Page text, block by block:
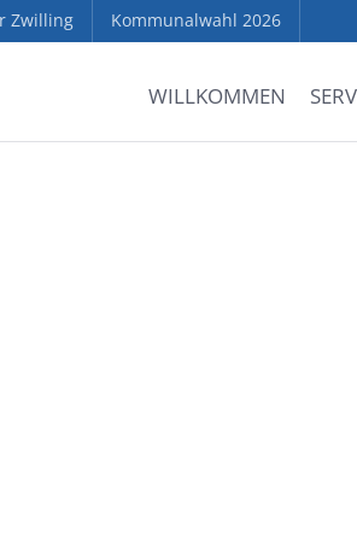
Zwilling Kommunalwahl 2026
WILLKOMMEN